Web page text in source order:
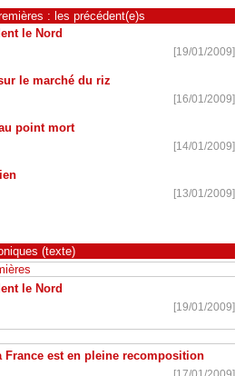
: les précédent(e)s
le Nord
[19/01/2009]
le marché du riz
[16/01/2009]
point mort
[14/01/2009]
[13/01/2009]
(texte)
le Nord
[19/01/2009]
France est en pleine recomposition